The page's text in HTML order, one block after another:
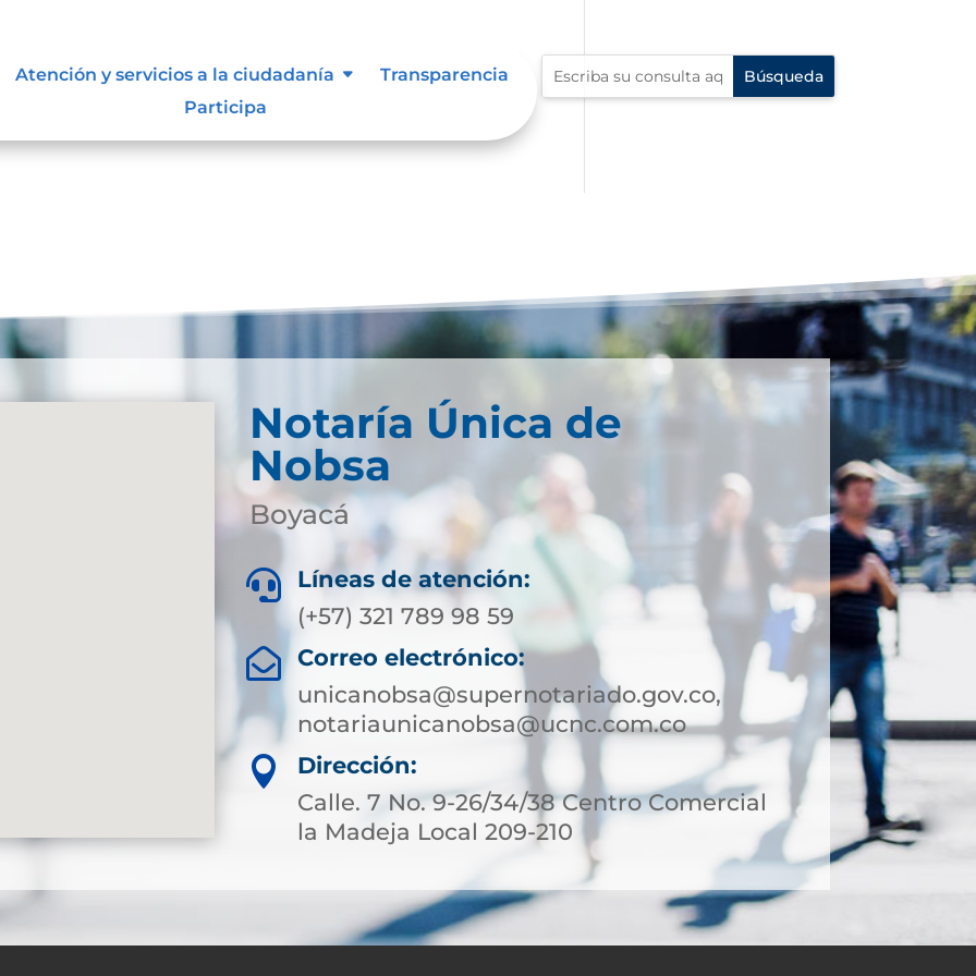
Atención y servicios a la ciudadanía
Transparencia
Participa
Notaría Única de
Nobsa
Boyacá

Líneas de atención:
(+57) 321 789 98 59

Correo electrónico:
unicanobsa@supernotariado.gov.co,
notariaunicanobsa@ucnc.com.co

Dirección:
Calle. 7 No. 9-26/34/38 Centro Comercial
la Madeja Local 209-210